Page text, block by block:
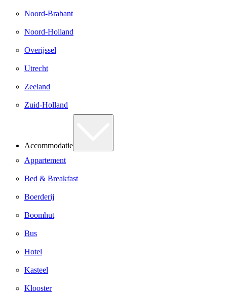
Noord-Brabant
Noord-Holland
Overijssel
Utrecht
Zeeland
Zuid-Holland
Accommodatie
Appartement
Bed & Breakfast
Boerderij
Boomhut
Bus
Hotel
Kasteel
Klooster